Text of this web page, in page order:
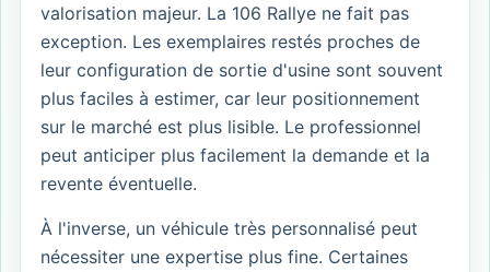
valorisation majeur. La 106 Rallye ne fait pas
exception. Les exemplaires restés proches de
leur configuration de sortie d'usine sont souvent
plus faciles à estimer, car leur positionnement
sur le marché est plus lisible. Le professionnel
peut anticiper plus facilement la demande et la
revente éventuelle.
À l'inverse, un véhicule très personnalisé peut
nécessiter une expertise plus fine. Certaines